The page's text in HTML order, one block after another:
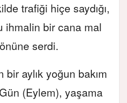
trafiği hiçe saydığı,
ihmalin bir cana mal
serdi.
aylık yoğun bakım
(Eylem), yaşama